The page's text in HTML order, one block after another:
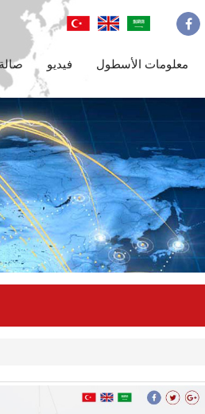
فيديو معلومات الأسطول